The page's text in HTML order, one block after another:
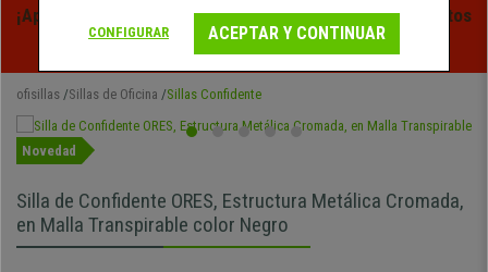
¡Aprovecha las Rebajas de Verano en Ofisillas! Descuentos
Exclusivos por Tiempo Limitado - Ver Promo
ofisillas Sillas de Oficina Sillas Confidente
Novedad
Silla de Confidente ORES, Estructura Metálica Cromada,
en Malla Transpirable color Negro
CONFIGURAR ACEPTAR Y CONTINUAR